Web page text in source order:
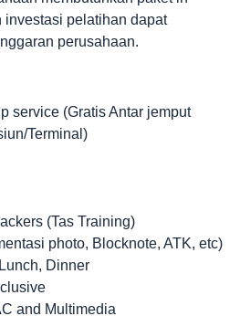
investasi pelatihan dapat
perusahaan.
service (Gratis Antar jemput
Terminal)
(Tas Training)
photo, Blocknote, ATK, etc)
Dinner
and Multimedia